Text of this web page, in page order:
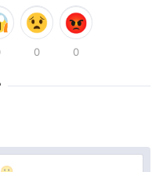
0 0